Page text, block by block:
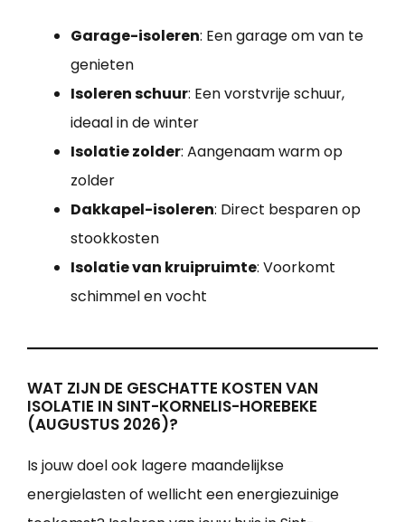
Garage-isoleren: Een garage om van te
genieten
Isoleren schuur: Een vorstvrije schuur,
ideaal in de winter
Isolatie zolder: Aangenaam warm op
zolder
Dakkapel-isoleren: Direct besparen op
stookkosten
Isolatie van kruipruimte: Voorkomt
schimmel en vocht
WAT ZIJN DE GESCHATTE KOSTEN VAN
ISOLATIE IN SINT-KORNELIS-HOREBEKE
(AUGUSTUS 2026)?
Is jouw doel ook lagere maandelijkse
energielasten of wellicht een energiezuinige